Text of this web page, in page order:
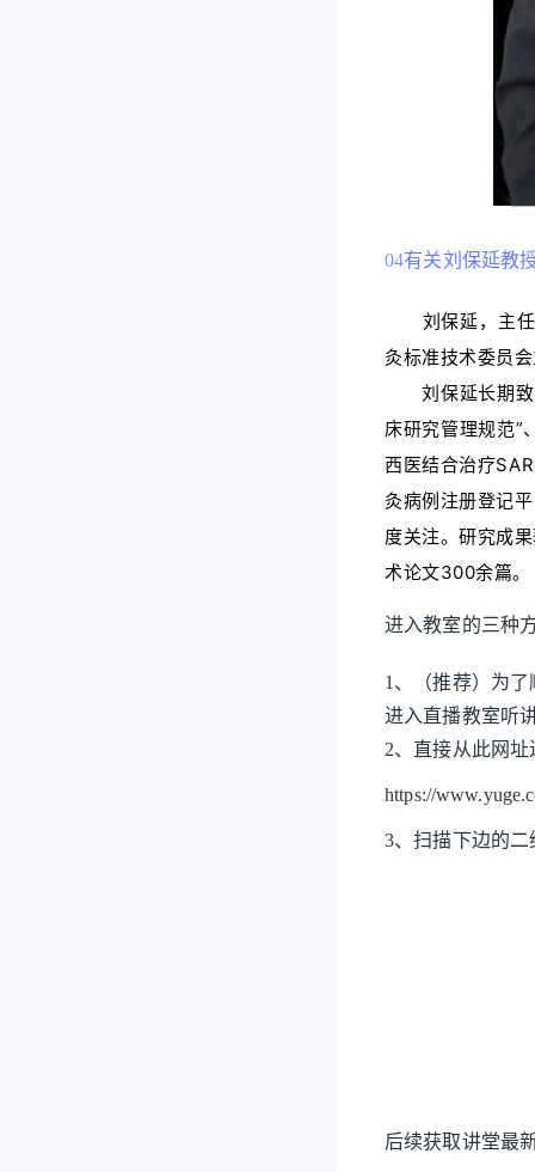
04有关刘保延教
刘保延， 主
灸标准技术委员
刘保延长期致
床研究管理规范”
西医结合治疗
灸病例注册登记
度关注。研究成
术论文300余篇。
进入教室的三种
1、（推荐）为
进入直播教室听
2、直接从此网
https://
3、扫描下边的二
后续获取讲堂最